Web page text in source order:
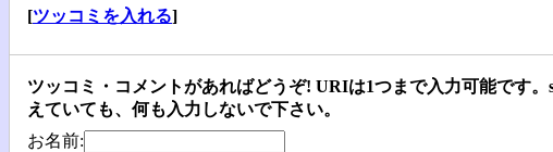
[ツッコミを入れる]
ツッコミ・コメントがあればどうぞ! URIは1つまで入力可能です
えていても、何も入力しないで下さい。
お名前: